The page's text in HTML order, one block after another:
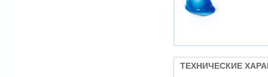
ТЕХНИЧЕСКИЕ